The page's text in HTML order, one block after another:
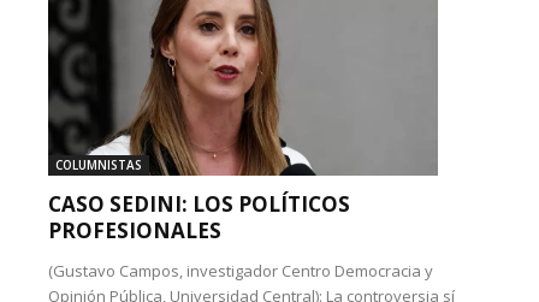
COLUMNISTAS
CASO SEDINI: LOS POLÍTICOS
PROFESIONALES
(Gustavo Campos, investigador Centro Democracia y
Opinión Pública, Universidad Central): La controversia sí